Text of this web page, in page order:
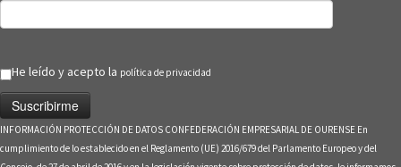
He leído y acepto la política de privacidad
INFORMACIÓN PROTECCIÓN DE DATOS CONFEDERACIÓN EMPRESARIAL DE OURENSE En
cumplimiento de lo establecido en el Reglamento (UE) 2016/679 del Parlamento Europeo y del